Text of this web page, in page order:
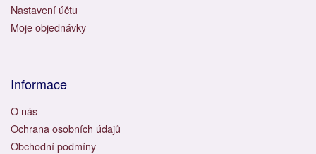
Nastavení účtu
Moje objednávky
Informace
O nás
Ochrana osobních údajů
Obchodní podmíny